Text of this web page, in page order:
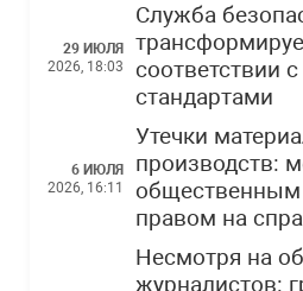
29 ИЮЛЯ
2026, 18:03
Служба
соответствии
стандартами
6 ИЮЛЯ
2026, 16:11
Утечки
производств:
общественным
правом на
Несмотря на
журналистов: